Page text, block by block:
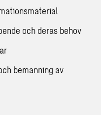
och deras behov
bemanning av